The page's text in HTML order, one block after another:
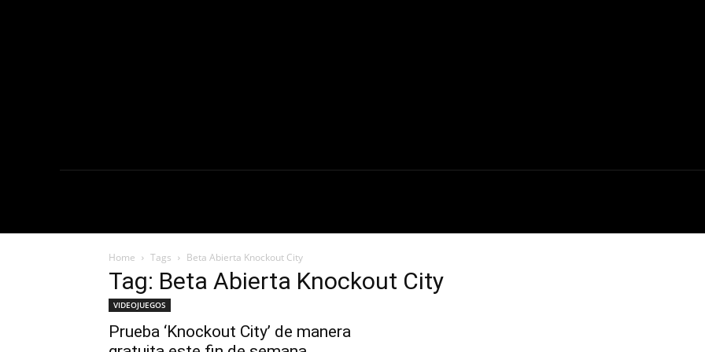
Home Tags Beta Abierta Knockout City
Tag: Beta Abierta Knockout City
VIDEOJUEGOS
Prueba ‘Knockout City’ de manera